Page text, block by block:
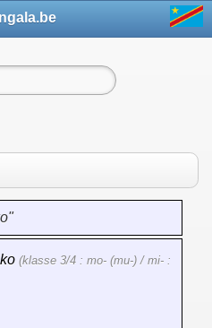
(klasse 3/4 : mo- (mu-) / mi- :